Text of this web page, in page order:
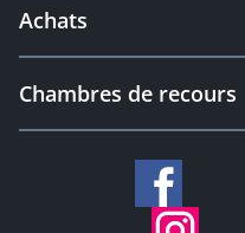
Achats
Chambres de recours